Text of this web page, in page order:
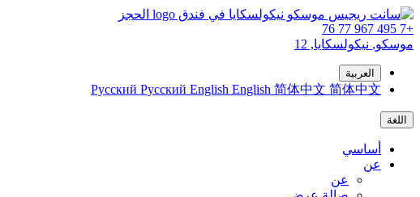
الحجز
+7 495 967 77 76
موسكو, نيكولسكايا, 12
العربية
Русский Русский English English 简体中文 简体中文
اللغة
أساسي
عن
عن